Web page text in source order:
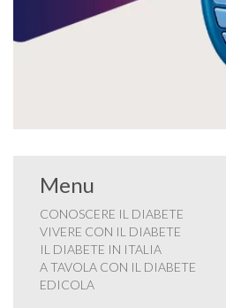
Menu
CONOSCERE IL DIABETE
VIVERE CON IL DIABETE
IL DIABETE IN ITALIA
A TAVOLA CON IL DIABETE
EDICOLA